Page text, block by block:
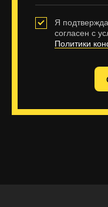
Я
согласен с
Политики